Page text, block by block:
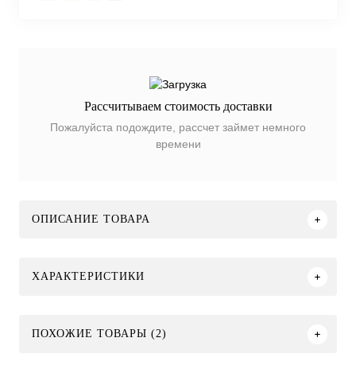
Рассчитываем стоимость доставки
Пожалуйста подождите, рассчет займет немного
времени
ОПИСАНИЕ ТОВАРА
ХАРАКТЕРИСТИКИ
ПОХОЖИЕ ТОВАРЫ (2)